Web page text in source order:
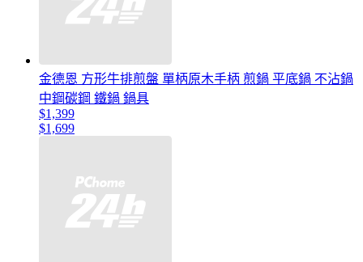
金德恩 方形牛排煎盤 單柄原木手柄 煎鍋 平底鍋 不沾鍋
中鋼碳鋼 鐵鍋 鍋具
$1,399
$1,699